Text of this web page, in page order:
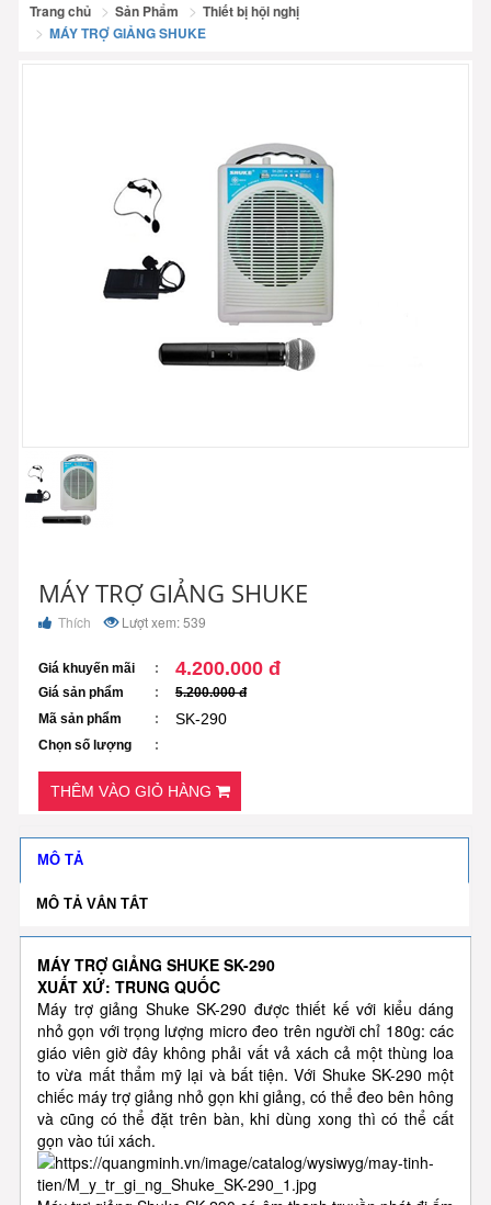
Trang chủ Sản Phẩm
Thiết bị hội nghị
MÁY TRỢ GIẢNG SHUKE
MÁY TRỢ GIẢNG SHUKE
Thích Lượt xem: 539
Giá khuyến mãi 4.200.000 đ
Giá sản phẩm
5.200.000 đ
Mã sản phẩm
SK-290
Chọn số lượng
THÊM VÀO GIỎ HÀNG
MÔ TẢ
MÔ TẢ VẮN TẮT
MÁY TRỢ GIẢNG SHUKE SK-290
XUẤT XỨ: TRUNG QUỐC
Máy trợ giảng Shuke SK-290 được thiết kế với kiểu dáng
nhỏ gọn với trọng lượng micro đeo trên người chỉ 180g: các
giáo viên giờ đây không phải vất vả xách cả một thùng loa
to vừa mất thẩm mỹ lại và bất tiện. Với Shuke SK-290 một
chiếc máy trợ giảng nhỏ gọn khi giảng, có thể đeo bên hông
và cũng có thể đặt trên bàn, khi dùng xong thì có thể cất
gọn vào túi xách.